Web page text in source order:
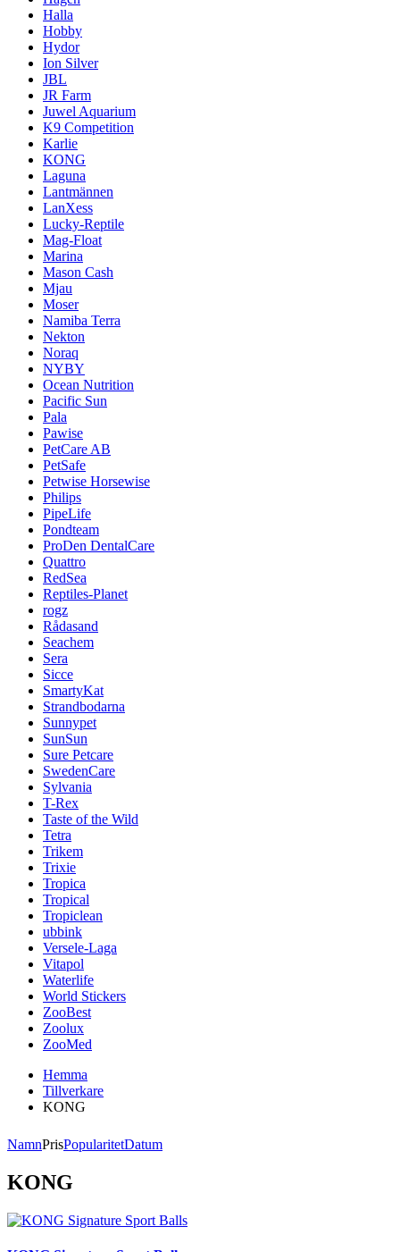
Halla
Hobby
Hydor
Ion Silver
JBL
JR Farm
Juwel Aquarium
K9 Competition
Karlie
KONG
Laguna
Lantmännen
LanXess
Lucky-Reptile
Mag-Float
Marina
Mason Cash
Mjau
Moser
Namiba Terra
Nekton
Noraq
NYBY
Ocean Nutrition
Pacific Sun
Pala
Pawise
PetCare AB
PetSafe
Petwise Horsewise
Philips
PipeLife
Pondteam
ProDen DentalCare
Quattro
RedSea
Reptiles-Planet
rogz
Rådasand
Seachem
Sera
Sicce
SmartyKat
Strandbodarna
Sunnypet
SunSun
Sure Petcare
SwedenCare
Sylvania
T-Rex
Taste of the Wild
Tetra
Trikem
Trixie
Tropica
Tropical
Tropiclean
ubbink
Versele-Laga
Vitapol
Waterlife
World Stickers
ZooBest
Zoolux
ZooMed
Hemma
Tillverkare
KONG
NamnPrisPopularitetDatum
KONG